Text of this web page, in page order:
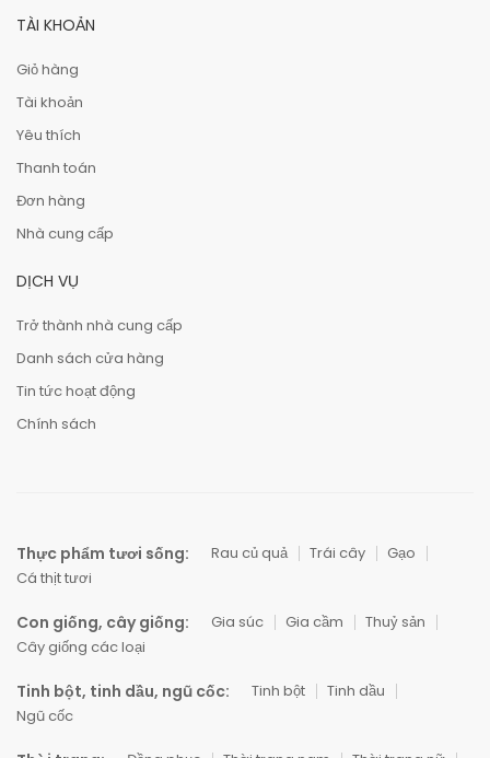
TÀI KHOẢN
Giỏ hàng
Tài khoản
Yêu thích
Thanh toán
Đơn hàng
Nhà cung cấp
DỊCH VỤ
Trở thành nhà cung cấp
Danh sách cửa hàng
Tin tức hoạt động
Chính sách
Thực phẩm tươi sống: Rau củ quả Trái cây
Gạo
Cá thịt tươi
Con giống, cây giống: Gia súc Gia cầm
Thuỷ sản
Cây giống các loại
Tinh bột, tinh dầu, ngũ cốc: Tinh bột
Tinh dầu
Ngũ cốc